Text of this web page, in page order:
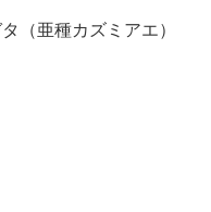
（亜種カズミアエ）